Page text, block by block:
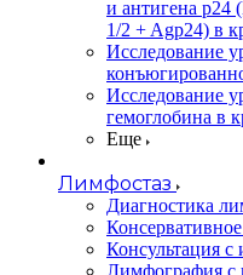
и антигена p24
1/2 + Agp24) в
Исследование
Исследование
гемоглобина в
Еще
Лимфостаз
Диагностика
Консультация с
Лимфография с